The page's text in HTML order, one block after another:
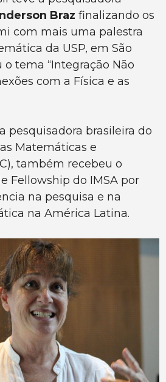
Braz finalizando os
com mais uma palestra
da USP, em São
o tema “Integração Não
com a Física e as
pesquisadora brasileira do
Matemáticas e
também recebeu o
Fellowship do IMSA por
na pesquisa e na
na América Latina.